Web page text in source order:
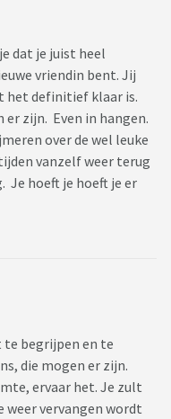
dat je juist heel
vriendin bent. Jij
het definitief klaar is.
zijn. Even in hangen.
over de wel leuke
vanzelf weer terug
Je hoeft je hoeft je er
te begrijpen en te
die mogen er zijn.
ervaar het. Je zult
vervangen wordt